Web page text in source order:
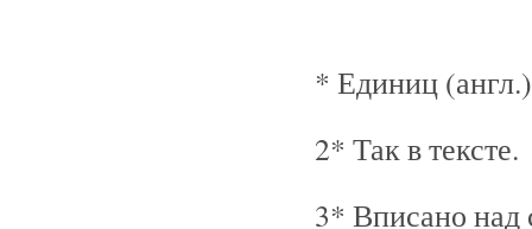
* Единиц
2* Так в тексте.
3* Вписано над